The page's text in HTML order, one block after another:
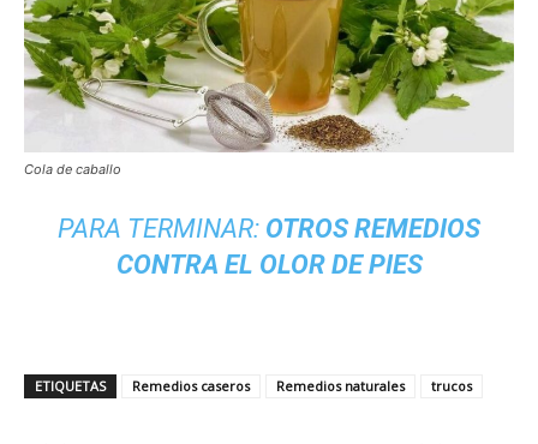
Cola de caballo
PARA TERMINAR: OTROS REMEDIOS
CONTRA EL OLOR DE PIES
ETIQUETAS Remedios caseros Remedios naturales trucos